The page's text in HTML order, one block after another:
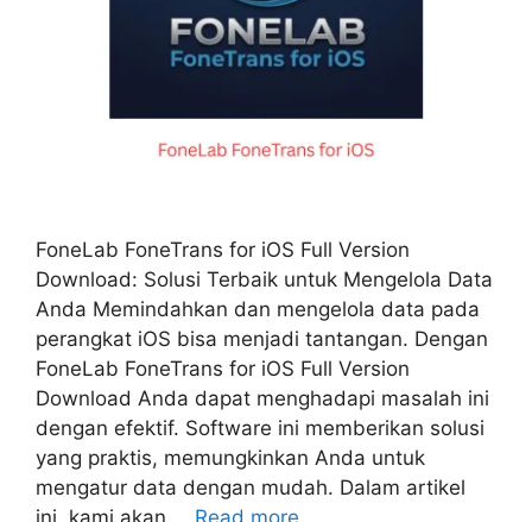
FoneLab FoneTrans for iOS Full Version
Download: Solusi Terbaik untuk Mengelola Data
Anda Memindahkan dan mengelola data pada
perangkat iOS bisa menjadi tantangan. Dengan
FoneLab FoneTrans for iOS Full Version
Download Anda dapat menghadapi masalah ini
dengan efektif. Software ini memberikan solusi
yang praktis, memungkinkan Anda untuk
mengatur data dengan mudah. Dalam artikel
ini, kami akan … Read more